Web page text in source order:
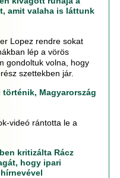
amit valaha is láttunk
Lopez rendre sokat
lép a vörös
gondoltuk volna, hogy
szettekben jár.
történik, Magyarország
videó rántotta le a
kritizálta Rácz
hogy ipari